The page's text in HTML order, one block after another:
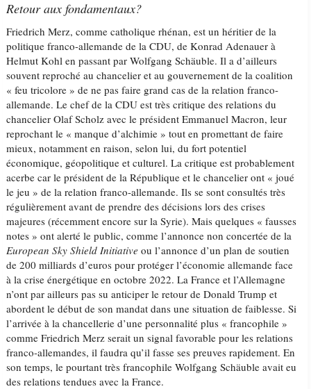
Retour aux fondamentaux?
Friedrich Merz, comme catholique rhénan, est un héritier de la
politique franco-allemande de la CDU, de Konrad Adenauer à
Helmut Kohl en passant par Wolfgang Schäuble. Il a d’ailleurs
souvent reproché au chancelier et au gouvernement de la coalition
« feu tricolore » de ne pas faire grand cas de la relation franco-
allemande. Le chef de la CDU est très critique des relations du
chancelier Olaf Scholz avec le président Emmanuel Macron, leur
reprochant le « manque d’alchimie » tout en promettant de faire
mieux, notamment en raison, selon lui, du fort potentiel
économique, géopolitique et culturel. La critique est probablement
acerbe car le président de la République et le chancelier ont « joué
le jeu » de la relation franco-allemande. Ils se sont consultés très
régulièrement avant de prendre des décisions lors des crises
majeures (récemment encore sur la Syrie). Mais quelques « fausses
notes » ont alerté le public, comme l’annonce non concertée de la
European Sky Shield Initiative ou l’annonce d’un plan de soutien
de 200 milliards d’euros pour protéger l’économie allemande face
à la crise énergétique en octobre 2022. La France et l’Allemagne
n’ont par ailleurs pas su anticiper le retour de Donald Trump et
abordent le début de son mandat dans une situation de faiblesse. Si
l’arrivée à la chancellerie d’une personnalité plus « francophile »
comme Friedrich Merz serait un signal favorable pour les relations
franco-allemandes, il faudra qu’il fasse ses preuves rapidement. En
son temps, le pourtant très francophile Wolfgang Schäuble avait eu
des relations tendues avec la France.